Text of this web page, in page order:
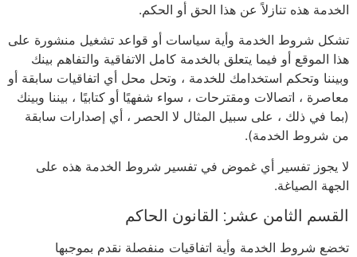
الخدمة هذه تنازلاً عن هذا الحق أو الحكم.
تشكل شروط الخدمة وأية سياسات أو قواعد تشغيل منشورة على
هذا الموقع أو فيما يتعلق بالخدمة كامل الاتفاقية والتفاهم بينك
وبيننا وتحكم استخدامك للخدمة ، وتحل محل أي اتفاقيات سابقة أو
معاصرة ، اتصالات ومقترحات ، سواء شفهيًا أو كتابيًا ، بيننا وبينك
(بما في ذلك ، على سبيل المثال لا الحصر ، أي إصدارات سابقة
من شروط الخدمة).
لا يجوز تفسير أي غموض في تفسير شروط الخدمة هذه على
الجهة الصياغة.
القسم الثامن عشر: القانون الحاكم
تخضع شروط الخدمة وأية اتفاقيات منفصلة نقدم بموجبها